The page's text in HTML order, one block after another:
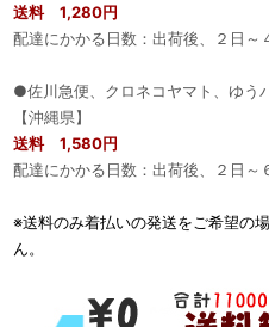
送料 1,280円
配達にかかる日数：出荷後、２日～
●佐川急便、クロネコヤマト、ゆう
【沖縄県】
送料 1,580円
配達にかかる日数：出荷後、２日～
※送料のみ着払いの発送をご希望の
ん。